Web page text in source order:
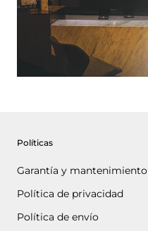
Políticas
Garantía y mantenimiento
Política de privacidad
Política de envío